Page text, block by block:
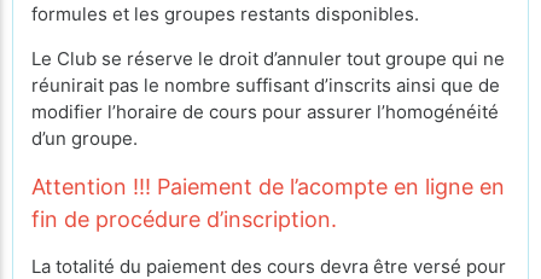
formules et les groupes restants disponibles.
Le Club se réserve le droit d’annuler tout groupe qui ne
réunirait pas le nombre suffisant d’inscrits ainsi que de
modifier l’horaire de cours pour assurer l’homogénéité
d’un groupe.
Attention !!! Paiement de l’acompte en ligne en
fin de procédure d’inscription.
La totalité du paiement des cours devra être versé pour